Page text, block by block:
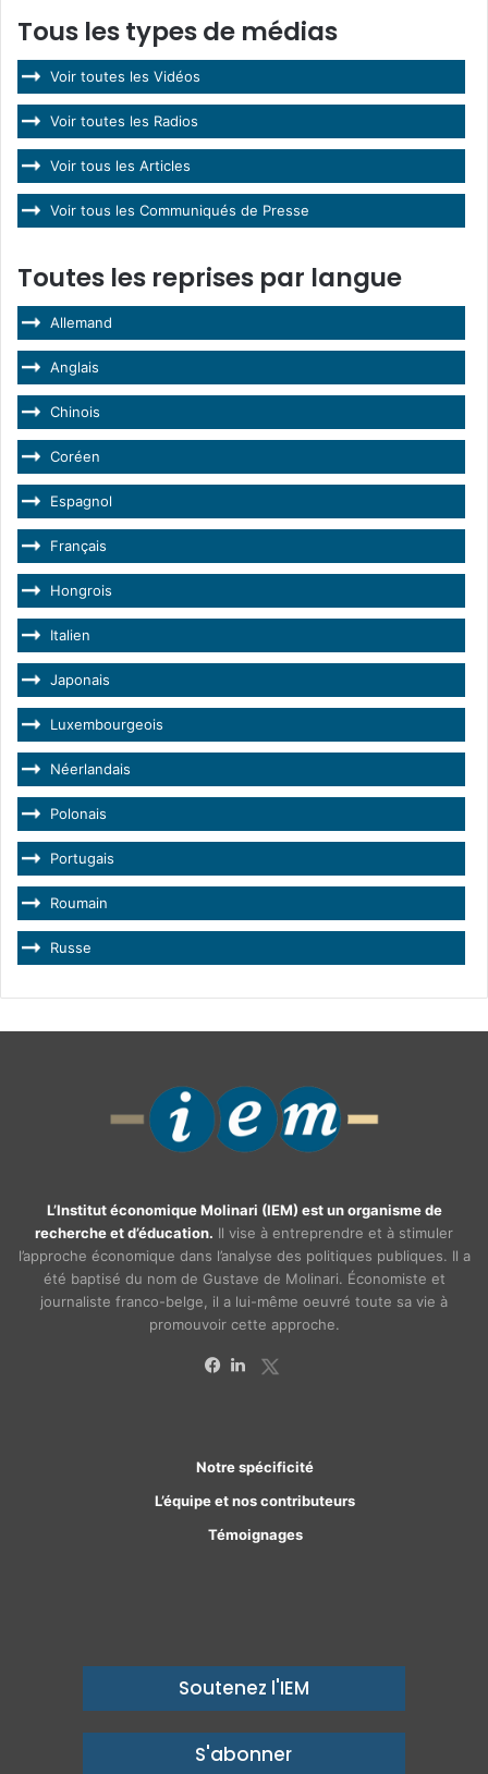
Tous les types de médias
Voir toutes les Vidéos
Voir toutes les Radios
Voir tous les Articles
Voir tous les Communiqués de Presse
Toutes les reprises par langue
Allemand
Anglais
Chinois
Coréen
Espagnol
Français
Hongrois
Italien
Japonais
Luxembourgeois
Néerlandais
Polonais
Portugais
Roumain
Russe
L’Institut économique Molinari (IEM) est un organisme de
recherche et d’éducation. Il vise à entreprendre et à stimuler
l’approche économique dans l’analyse des politiques publiques. Il a
été baptisé du nom de Gustave de Molinari. Économiste et
journaliste franco-belge, il a lui-même oeuvré toute sa vie à
promouvoir cette approche.
Notre spécificité
L’équipe et nos contributeurs
Témoignages
Soutenez l'IEM
S'abonner